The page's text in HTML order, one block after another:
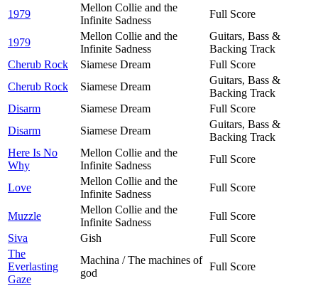
1979
Mellon Collie and the
Infinite Sadness
Full Score
1979
Mellon Collie and the
Infinite Sadness
Guitars, Bass &
Backing Track
Cherub Rock
Siamese Dream
Full Score
Cherub Rock
Siamese Dream
Guitars, Bass &
Backing Track
Disarm
Siamese Dream
Full Score
Disarm
Siamese Dream
Guitars, Bass &
Backing Track
Here Is No
Why
Mellon Collie and the
Infinite Sadness
Full Score
Love
Mellon Collie and the
Infinite Sadness
Full Score
Muzzle
Mellon Collie and the
Infinite Sadness
Full Score
Siva
Gish
Full Score
The
Everlasting
Gaze
Machina / The machines of
god
Full Score